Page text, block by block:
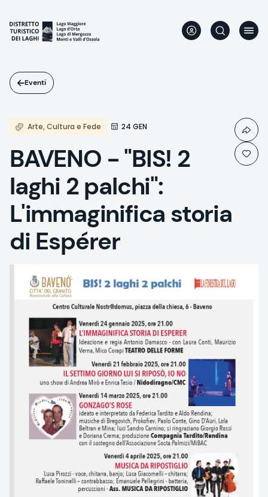
contenuto
principale
Eventi
Arte, Cultura e Fede 24 GEN
BAVENO - "BIS! 2
laghi 2 palchi":
L'immaginifica storia
di Espérer